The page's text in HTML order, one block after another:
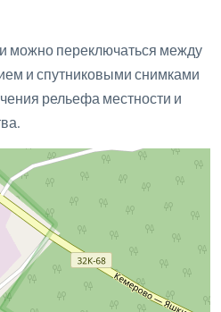
можно переключаться между
и спутниковыми снимками
рельефа местности и